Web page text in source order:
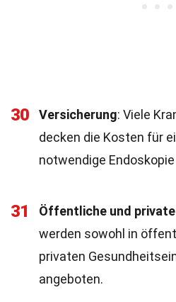
30 Versicherung: Viele
decken die Kosten für
notwendige Endoskopie
31 Öffentliche und private
werden sowohl in
privaten
angeboten.